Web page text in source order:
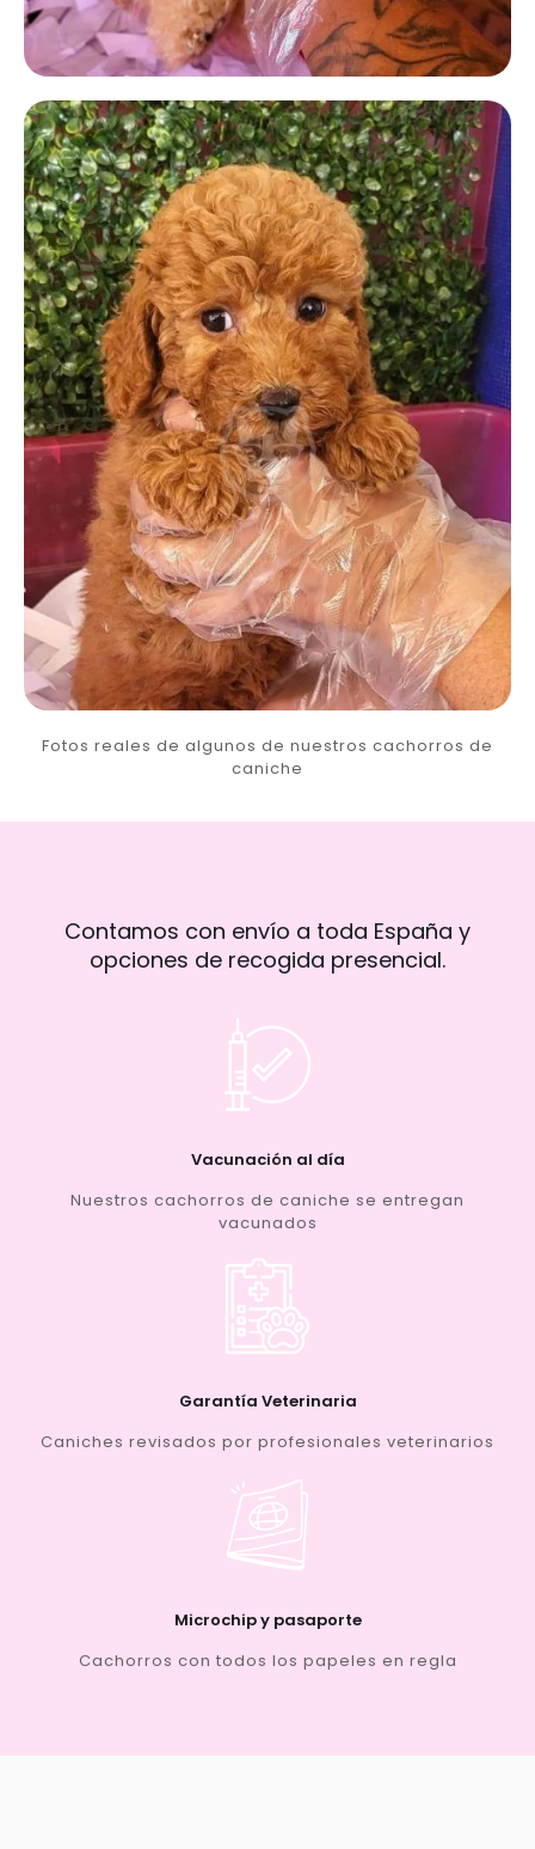
Fotos reales de algunos de nuestros cachorros de
caniche
Contamos con envío a toda España y
opciones de recogida presencial.
Vacunación al día
Nuestros cachorros de caniche se entregan
vacunados
Garantía Veterinaria
Caniches revisados por profesionales veterinarios
Microchip y pasaporte
Cachorros con todos los papeles en regla